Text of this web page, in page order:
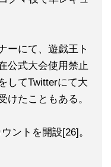
ーにて、遊戯王ト
公式大会使用禁止
してTwitterにて大
けたこともある。
ントを開設[26]。